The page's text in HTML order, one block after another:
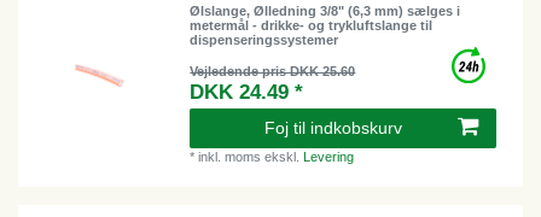
Ølslange, Ølledning 3/8" (6,3 mm) sælges i
metermål - drikke- og trykluftslange til
dispenseringssystemer
Vejledende pris DKK 25.60
DKK 24.49 *
Foj til indkobskurv
*inkl. moms ekskl.Levering